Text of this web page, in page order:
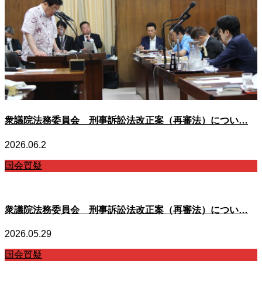
衆議院法務委員会 刑事訴訟法改正案（再審法）につい…
2026.06.2
国会質疑
衆議院法務委員会 刑事訴訟法改正案（再審法）につい…
2026.05.29
国会質疑